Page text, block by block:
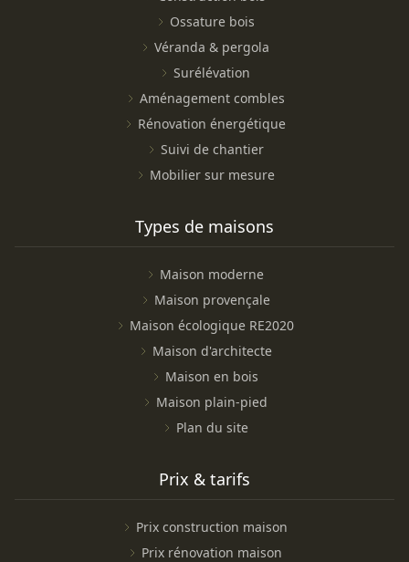
Ossature bois
Véranda & pergola
Surélévation
Aménagement combles
Rénovation énergétique
Suivi de chantier
Mobilier sur mesure
Types de maisons
Maison moderne
Maison provençale
Maison écologique RE2020
Maison d'architecte
Maison en bois
Maison plain-pied
Plan du site
Prix & tarifs
Prix construction maison
Prix rénovation maison